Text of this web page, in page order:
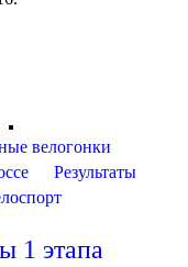
велогонки
Результаты
1 этапа